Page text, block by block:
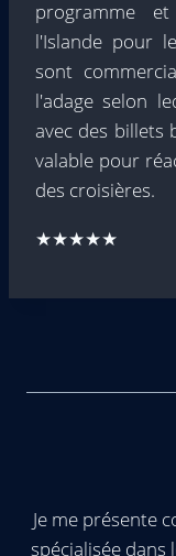
programme
l'Islande pour
sont
l'adage selon
avec des billets
valable pour
des croisières.
★★★★★
Je me présente
spécialisée